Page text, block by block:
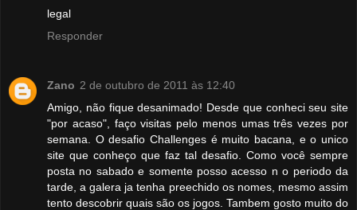
legal
Responder
Zano 2 de outubro de 2011 às 12:40
Amigo, não fique desanimado! Desde que conheci seu site
"por acaso", faço visitas pelo menos umas três vezes por
semana. O desafio Challenges é muito bacana, e o unico
site que conheço que faz tal desafio. Como você sempre
posta no sabado e somente posso acesso n o periodo da
tarde, a galera ja tenha preechido os nomes, mesmo assim
tento descobrir quais são os jogos. Tambem gosto muito do